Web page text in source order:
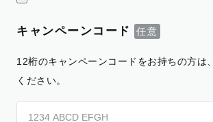
キャンペーンコード
12桁のキャンペーンコードをお持ちの方は
ください。